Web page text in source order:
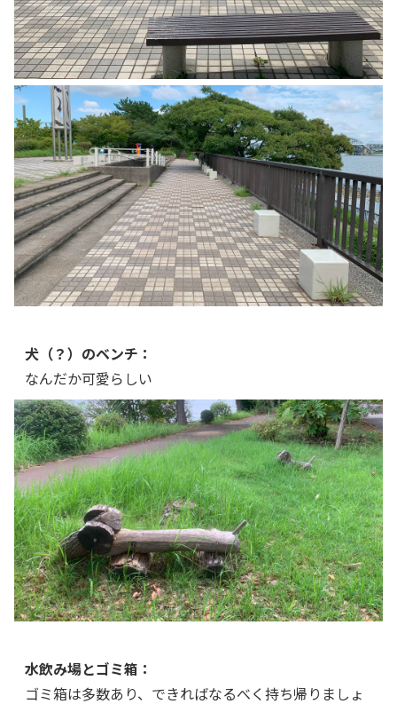
犬（？）のベンチ：
なんだか可愛らしい
水飲み場とゴミ箱：
ゴミ箱は多数あり、できればなるべく持ち帰りましょ